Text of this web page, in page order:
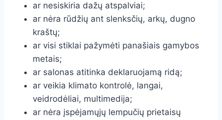
ar nesiskiria dažų atspalviai;
ar nėra rūdžių ant slenksčių, arkų, dugno
kraštų;
ar visi stiklai pažymėti panašiais gamybos
metais;
ar salonas atitinka deklaruojamą ridą;
ar veikia klimato kontrolė, langai,
veidrodėliai, multimedija;
ar nėra įspėjamųjų lempučių prietaisų